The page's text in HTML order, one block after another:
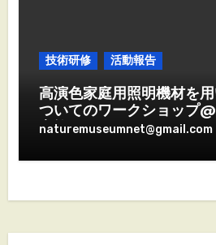
技術研修 活動報告
高演色家庭用照明機材を
ついてのワークショップ@
実施しました。
naturemuseumnet@gmail.com